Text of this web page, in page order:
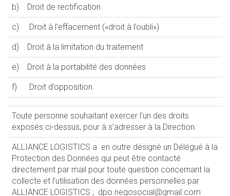
b) Droit de rectification
c) Droit à l’effacement («droit à l’oubli»)
d) Droit à la limitation du traitement
e) Droit à la portabilité des données
f) Droit d’opposition
Toute personne souhaitant exercer l’un des droits
exposés ci-dessus, pour à s’adresser à la Direction.
ALLIANCE LOGISTICS a en outre désigné un Délégué à la
Protection des Données qui peut être contacté
directement par mail pour toute question concernant la
collecte et l’utilisation des données personnelles par
ALLIANCE LOGISTICS ; dpo.negosocial@gmail.com